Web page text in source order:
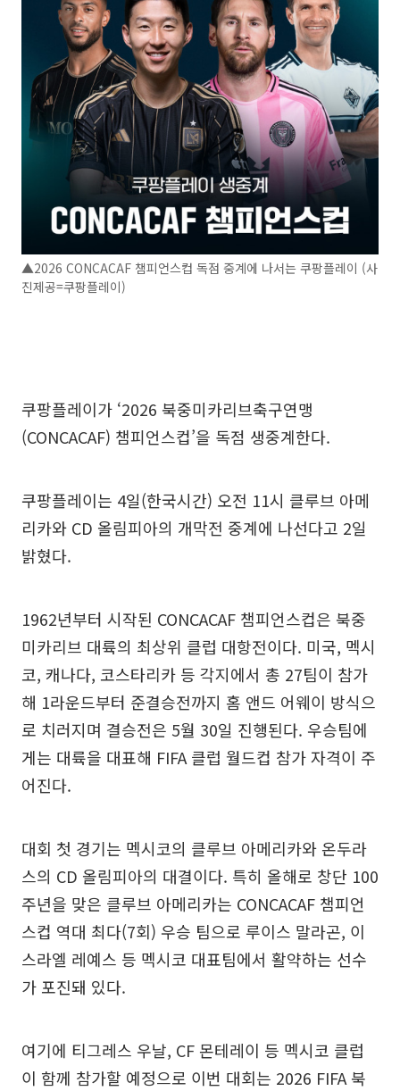
▲2026 CONCACAF 챔피언스컵 독점 중계에 나서는 쿠팡플레이 (사
진제공=쿠팡플레이)
쿠팡플레이가 ‘2026 북중미카리브축구연맹
(CONCACAF) 챔피언스컵’을 독점 생중계한다.
쿠팡플레이는 4일(한국시간) 오전 11시 클루브 아메
리카와 CD 올림피아의 개막전 중계에 나선다고 2일
밝혔다.
1962년부터 시작된 CONCACAF 챔피언스컵은 북중
미카리브 대륙의 최상위 클럽 대항전이다. 미국, 멕시
코, 캐나다, 코스타리카 등 각지에서 총 27팀이 참가
해 1라운드부터 준결승전까지 홈 앤드 어웨이 방식으
로 치러지며 결승전은 5월 30일 진행된다. 우승팀에
게는 대륙을 대표해 FIFA 클럽 월드컵 참가 자격이 주
어진다.
대회 첫 경기는 멕시코의 클루브 아메리카와 온두라
스의 CD 올림피아의 대결이다. 특히 올해로 창단 100
주년을 맞은 클루브 아메리카는 CONCACAF 챔피언
스컵 역대 최다(7회) 우승 팀으로 루이스 말라곤, 이
스라엘 레예스 등 멕시코 대표팀에서 활약하는 선수
가 포진돼 있다.
여기에 티그레스 우날, CF 몬테레이 등 멕시코 클럽
이 함께 참가할 예정으로 이번 대회는 2026 FIFA 북